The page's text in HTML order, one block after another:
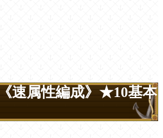
速属性編成》★10基本